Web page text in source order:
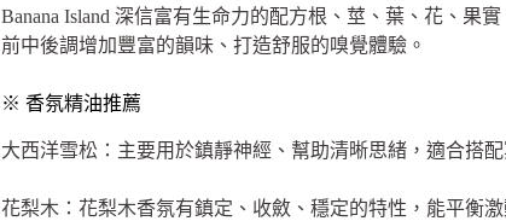
Banana Island 深信富有生命力的配方根、莖、葉、花、果
前中後調增加豐富的韻味、打造舒服的嗅覺體驗。
※ 香氛精油推薦
大西洋雪松：主要用於鎮靜神經、幫助清晰思緒，適合搭配
花梨木：花梨木香氛有鎮定、收斂、穩定的特性，能平衡激